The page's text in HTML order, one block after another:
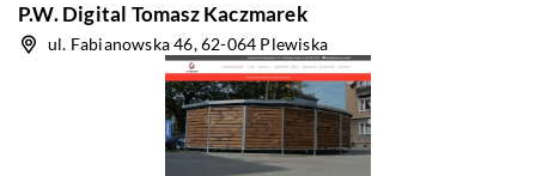
P.W. Digital Tomasz Kaczmarek
ul. Fabianowska 46, 62-064 Plewiska